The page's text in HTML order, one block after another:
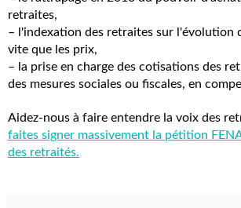
retraites,
– l'indexation des retraites sur l'évolution
vite que les prix,
– la prise en charge des cotisations des
des mesures sociales ou fiscales, en
Aidez-nous à faire entendre la voix des
faites signer massivement la pétition
des retraités.